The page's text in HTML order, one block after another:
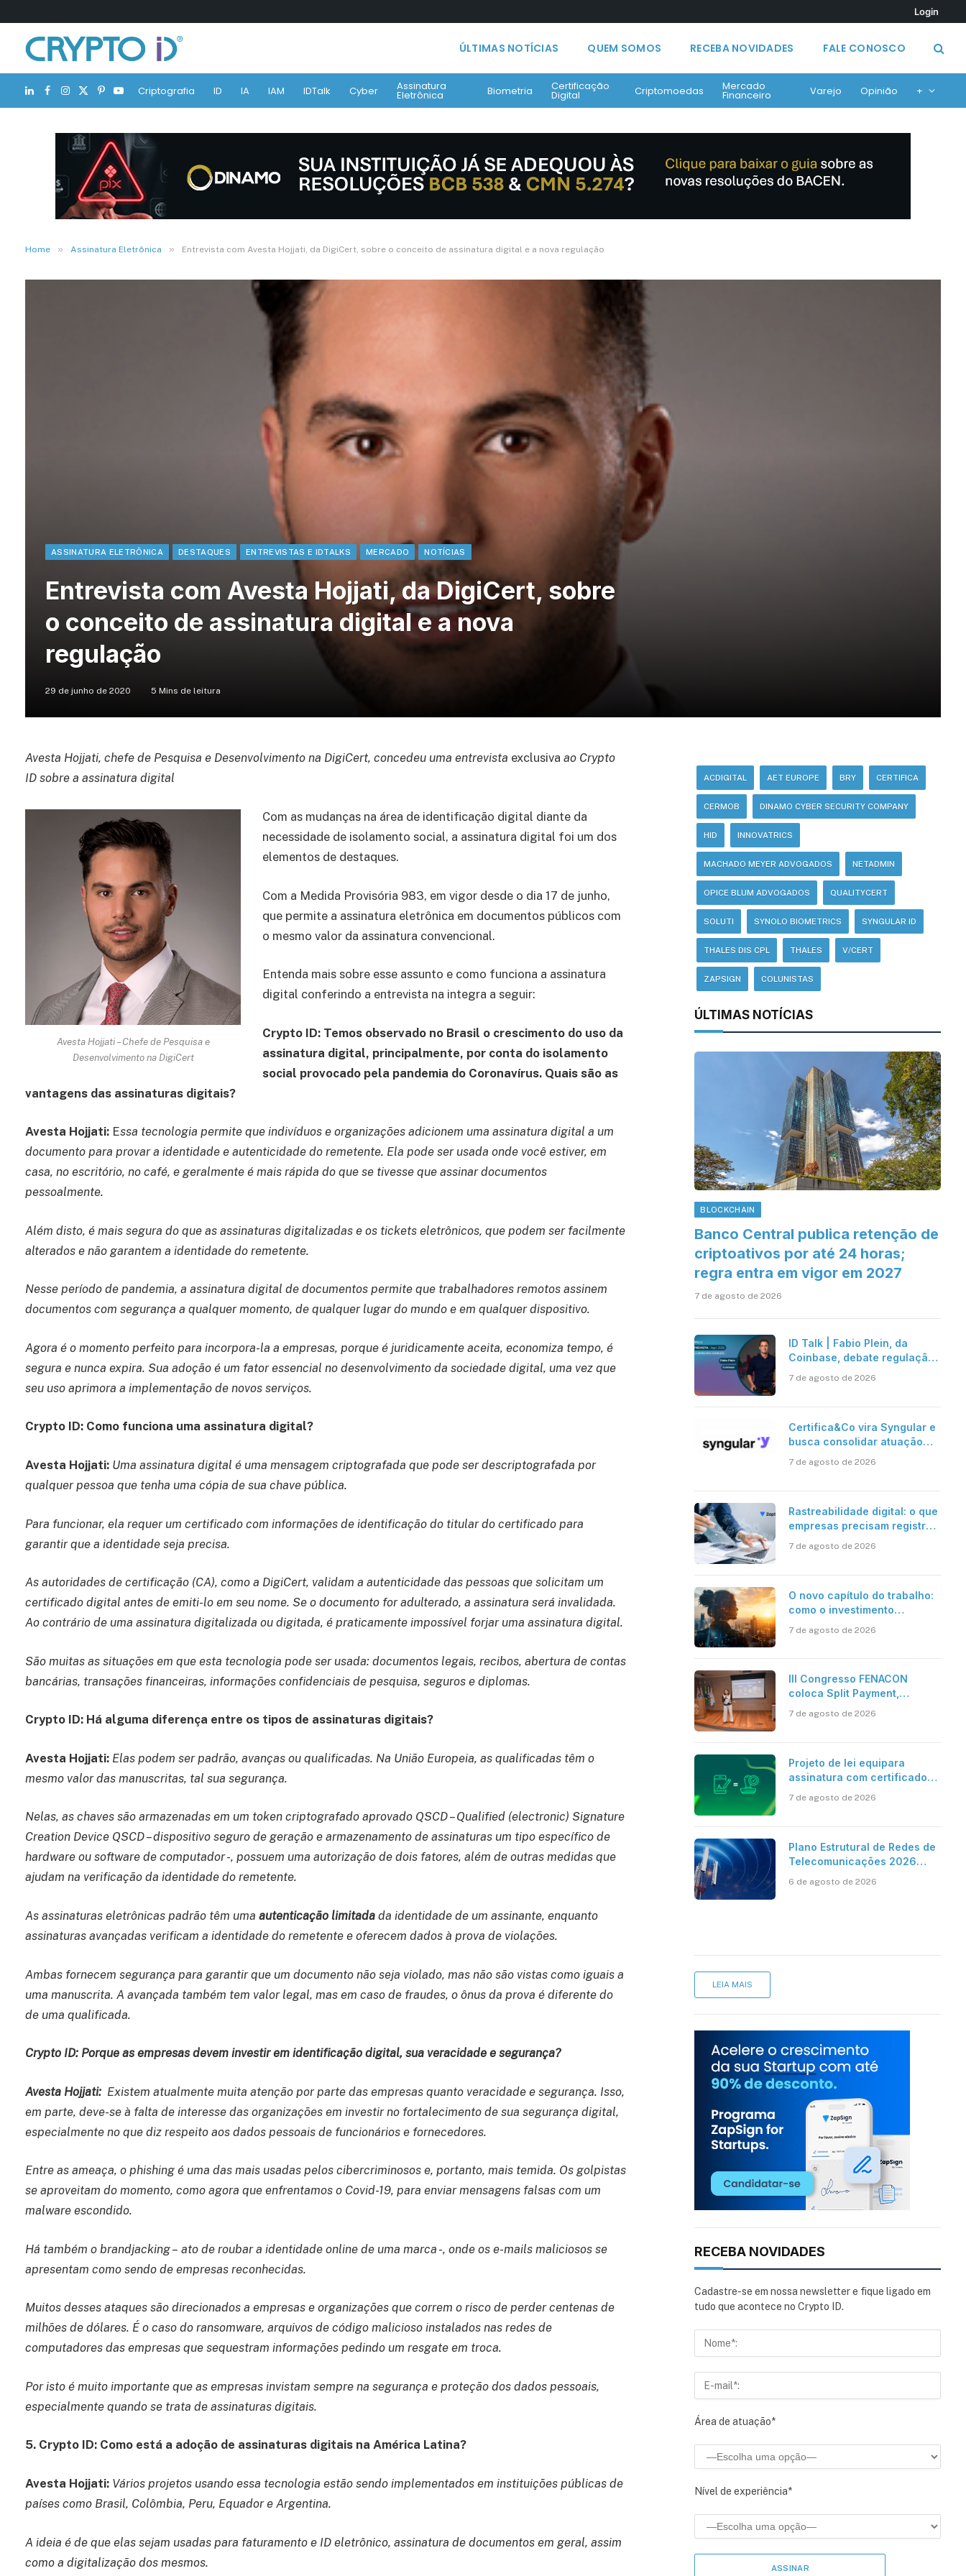
Login
ÚLTIMAS NOTÍCIAS QUEM SOMOS RECEBA NOVIDADES FALE CONOSCO
LinkedIn
Facebook
Instagram
X
(Twitter)
Pinterest
YouTubeCriptografia ID IA IAM IDTalk Cyber Assinatura
Eletrônica Biometria Certificação
Digital Criptomoedas Mercado
Financeiro Varejo Opinião +
Home » Assinatura Eletrônica » Entrevista com Avesta Hojjati, da DigiCert, sobre o conceito de assinatura digital e a nova regulação
ASSINATURA ELETRÔNICA DESTAQUES ENTREVISTAS E IDTALKS MERCADO NOTÍCIAS
Entrevista com Avesta Hojjati, da DigiCert, sobre
o conceito de assinatura digital e a nova
regulação
29 de junho de 2020 5 Mins de leitura
Avesta Hojjati, chefe de Pesquisa e Desenvolvimento na DigiCert, concedeu uma entrevista exclusiva ao Crypto
ID sobre a assinatura digital
Avesta Hojjati – Chefe de Pesquisa e
Desenvolvimento na DigiCert
Com as mudanças na área de identificação digital diante da
necessidade de isolamento social, a assinatura digital foi um dos
elementos de destaques.
Com a Medida Provisória 983, em vigor desde o dia 17 de junho,
que permite a assinatura eletrônica em documentos públicos com
o mesmo valor da assinatura convencional.
Entenda mais sobre esse assunto e como funciona a assinatura
digital conferindo a entrevista na integra a seguir:
Crypto ID: Temos observado no Brasil o crescimento do uso da
assinatura digital, principalmente, por conta do isolamento
social provocado pela pandemia do Coronavírus. Quais são as
vantagens das assinaturas digitais?
Avesta Hojjati: Essa tecnologia permite que indivíduos e organizações adicionem uma assinatura digital a um
documento para provar a identidade e autenticidade do remetente. Ela pode ser usada onde você estiver, em
casa, no escritório, no café, e geralmente é mais rápida do que se tivesse que assinar documentos
pessoalmente.
Além disto, é mais segura do que as assinaturas digitalizadas e os tickets eletrônicos, que podem ser facilmente
alterados e não garantem a identidade do remetente.
Nesse período de pandemia, a assinatura digital de documentos permite que trabalhadores remotos assinem
documentos com segurança a qualquer momento, de qualquer lugar do mundo e em qualquer dispositivo.
Agora é o momento perfeito para incorpora-la a empresas, porque é juridicamente aceita, economiza tempo, é
segura e nunca expira. Sua adoção é um fator essencial no desenvolvimento da sociedade digital, uma vez que
seu uso aprimora a implementação de novos serviços.
Crypto ID: Como funciona uma assinatura digital?
Avesta Hojjati: Uma assinatura digital é uma mensagem criptografada que pode ser descriptografada por
qualquer pessoa que tenha uma cópia de sua chave pública.
Para funcionar, ela requer um certificado com informações de identificação do titular do certificado para
garantir que a identidade seja precisa.
As autoridades de certificação (CA), como a DigiCert, validam a autenticidade das pessoas que solicitam um
certificado digital antes de emiti-lo em seu nome. Se o documento for adulterado, a assinatura será invalidada.
Ao contrário de uma assinatura digitalizada ou digitada, é praticamente impossível forjar uma assinatura digital.
São muitas as situações em que esta tecnologia pode ser usada: documentos legais, recibos, abertura de contas
bancárias, transações financeiras, informações confidenciais de pesquisa, seguros e diplomas.
Crypto ID: Há alguma diferença entre os tipos de assinaturas digitais?
Avesta Hojjati: Elas podem ser padrão, avanças ou qualificadas. Na União Europeia, as qualificadas têm o
mesmo valor das manuscritas, tal sua segurança.
Nelas, as chaves são armazenadas em um token criptografado aprovado QSCD – Qualified (electronic) Signature
Creation Device QSCD – dispositivo seguro de geração e armazenamento de assinaturas um tipo específico de
hardware ou software de computador -, possuem uma autorização de dois fatores, além de outras medidas que
ajudam na verificação da identidade do remetente.
As assinaturas eletrônicas padrão têm uma autenticação limitada da identidade de um assinante, enquanto
assinaturas avançadas verificam a identidade do remetente e oferecem dados à prova de violações.
Ambas fornecem segurança para garantir que um documento não seja violado, mas não são vistas como iguais a
uma manuscrita. A avançada também tem valor legal, mas em caso de fraudes, o ônus da prova é diferente do
de uma qualificada.
Crypto ID: Porque as empresas devem investir em identificação digital, sua veracidade e segurança?
Avesta Hojjati: Existem atualmente muita atenção por parte das empresas quanto veracidade e segurança. Isso,
em parte, deve-se à falta de interesse das organizações em investir no fortalecimento de sua segurança digital,
especialmente no que diz respeito aos dados pessoais de funcionários e fornecedores.
Entre as ameaça, o phishing é uma das mais usadas pelos cibercriminosos e, portanto, mais temida. Os golpistas
se aproveitam do momento, como agora que enfrentamos o Covid-19, para enviar mensagens falsas com um
malware escondido.
Há também o brandjacking – ato de roubar a identidade online de uma marca -, onde os e-mails maliciosos se
apresentam como sendo de empresas reconhecidas.
Muitos desses ataques são direcionados a empresas e organizações que correm o risco de perder centenas de
milhões de dólares. É o caso do ransomware, arquivos de código malicioso instalados nas redes de
computadores das empresas que sequestram informações pedindo um resgate em troca.
Por isto é muito importante que as empresas invistam sempre na segurança e proteção dos dados pessoais,
especialmente quando se trata de assinaturas digitais.
5. Crypto ID: Como está a adoção de assinaturas digitais na América Latina?
Avesta Hojjati: Vários projetos usando essa tecnologia estão sendo implementados em instituições públicas de
países como Brasil, Colômbia, Peru, Equador e Argentina.
A ideia é de que elas sejam usadas para faturamento e ID eletrônico, assinatura de documentos em geral, assim
como a digitalização dos mesmos.
ACDIGITAL AET EUROPE BRY CERTIFICA
CERMOB DINAMO CYBER SECURITY COMPANY
HID INNOVATRICS
MACHADO MEYER ADVOGADOS NETADMIN
OPICE BLUM ADVOGADOS QUALITYCERT
SOLUTI SYNOLO BIOMETRICS SYNGULAR ID
THALES DIS CPL THALES V/CERT
ZAPSIGN COLUNISTAS
ÚLTIMAS NOTÍCIAS
BLOCKCHAIN
Banco Central publica retenção de
criptoativos por até 24 horas;
regra entra em vigor em 2027
7 de agosto de 2026
ID Talk | Fabio Plein, da
Coinbase, debate regulação,
7 de agosto de 2026
Certifica&Co vira Syngular e
busca consolidar atuação
7 de agosto de 2026
Rastreabilidade digital: o que
empresas precisam registrar
7 de agosto de 2026
O novo capítulo do trabalho:
como o investimento
científica revela a
7 de agosto de 2026
III Congresso FENACON
coloca Split Payment,
centro dos debates
7 de agosto de 2026
Projeto de lei equipara
assinatura com certificado
reconhecimento de firma em
7 de agosto de 2026
Plano Estrutural de Redes de
Telecomunicações 2026
móvel, mas mantém desafio
6 de agosto de 2026
LEIA MAIS
RECEBA NOVIDADES
Cadastre-se em nossa newsletter e fique ligado em
tudo que acontece no Crypto ID.
Área de atuação*
Nível de experiência*